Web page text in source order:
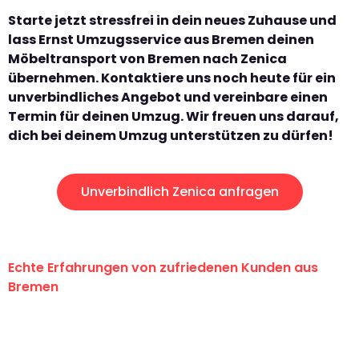
Starte jetzt stressfrei in dein neues Zuhause und
lass Ernst Umzugsservice aus Bremen deinen
Möbeltransport von Bremen nach Zenica
übernehmen. Kontaktiere uns noch heute für ein
unverbindliches Angebot und vereinbare einen
Termin für deinen Umzug. Wir freuen uns darauf,
dich bei deinem Umzug unterstützen zu dürfen!
Unverbindlich Zenica anfragen
Echte Erfahrungen von zufriedenen Kunden aus
Bremen